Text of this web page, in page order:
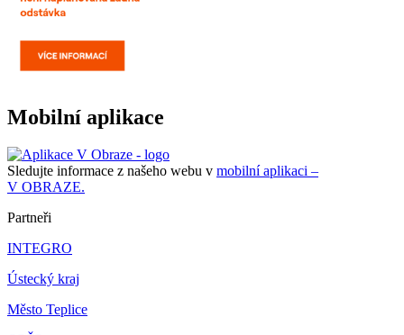
Mobilní aplikace
Sledujte informace z našeho webu v mobilní aplikaci –
V OBRAZE.
Partneři
INTEGRO
Ústecký kraj
Město Teplice